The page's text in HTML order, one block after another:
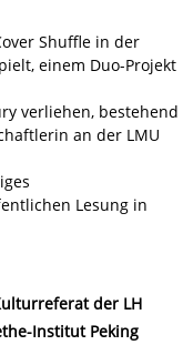
Shuffle in der
einem Duo-Projekt
verliehen, bestehend
an der LMU
Lesung in
der LH
Institut Peking